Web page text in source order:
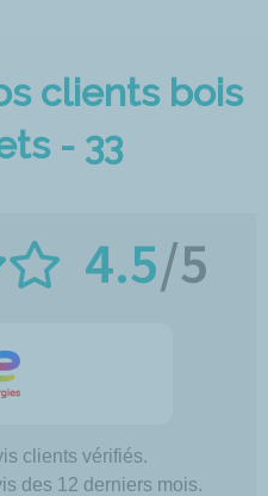
clients bois
- 33
4.5/5
clients vérifiés.
des 12 derniers mois.